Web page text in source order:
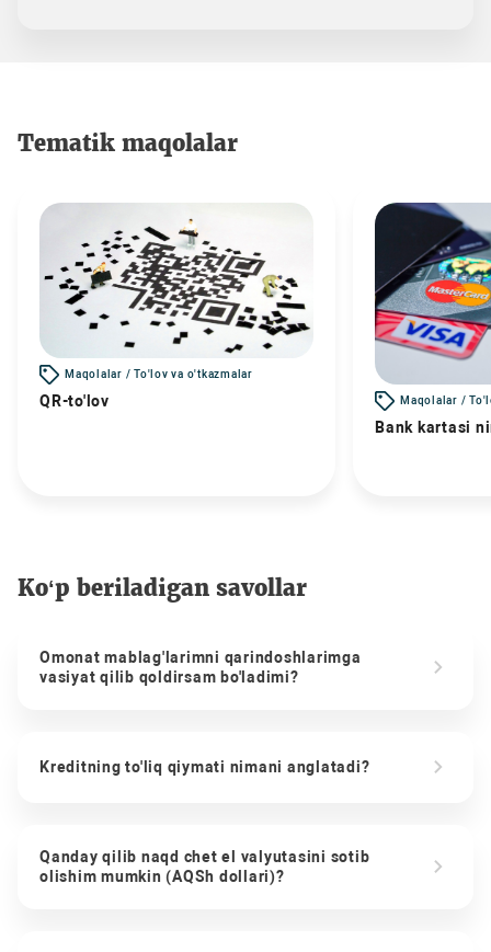
Tematik maqolalar
Maqolalar / To'lov va o'tkazmalar
QR-to'lov Maqolalar /
Bank kartasi
Ko‘p beriladigan savollar
Omonat mablag'larimni qarindoshlarimga
vasiyat qilib qoldirsam bo'ladimi?
Kreditning to'liq qiymati nimani anglatadi?
Qanday qilib naqd chet el valyutasini sotib
olishim mumkin (AQSh dollari)?